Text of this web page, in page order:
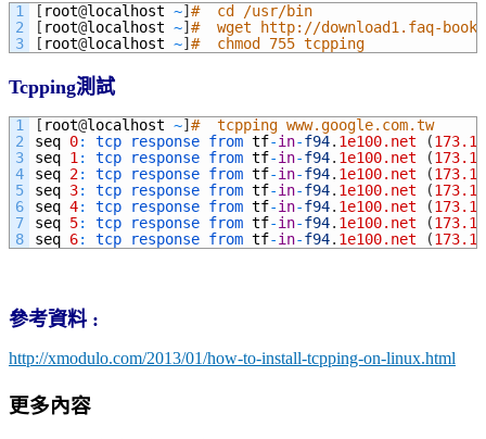
1
2
3
[ root@localhost ~] #  cd /usr/bin
[ root@localhost ~] #  wget http://download1.faq-
[ root@localhost ~] #  chmod 755 tcpping
Tcpping測試
1
2
3
4
5
6
7
8
[ root@localhost ~] #  tcpping www.google.com.tw
seq 0: tcp response from tf-in-f94. 1e100.net (
seq 1 : tcp response from tf-in-f94. 1e100.net (
seq 2: tcp response from tf-in-f94. 1e100.net (
seq 3: tcp response from tf-in-f94. 1e100.net (
seq 4: tcp response from tf-in-f94. 1e100.net (
seq 5: tcp response from tf-in-f94. 1e100.net (
seq 6: tcp response from tf-in-f94. 1e100.net (
參考資料 :
http://xmodulo.com/2013/01/how-to-install-tcpping-on-linux.html
更多內容